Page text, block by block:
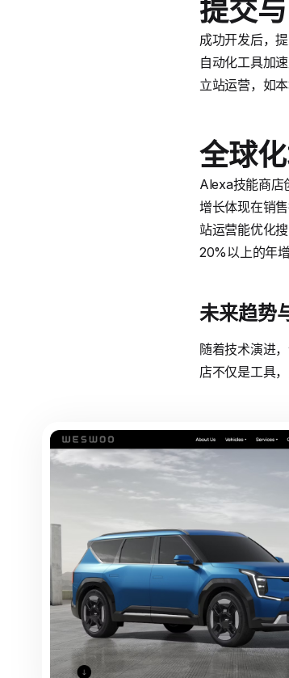
提交
成功开发后，
自动化工具加
立站运营，如
全球
Alexa技能商店
增长体现在销
站运营能优化
20%以上的年增
未来趋势
随着技术演进
店不仅是工具